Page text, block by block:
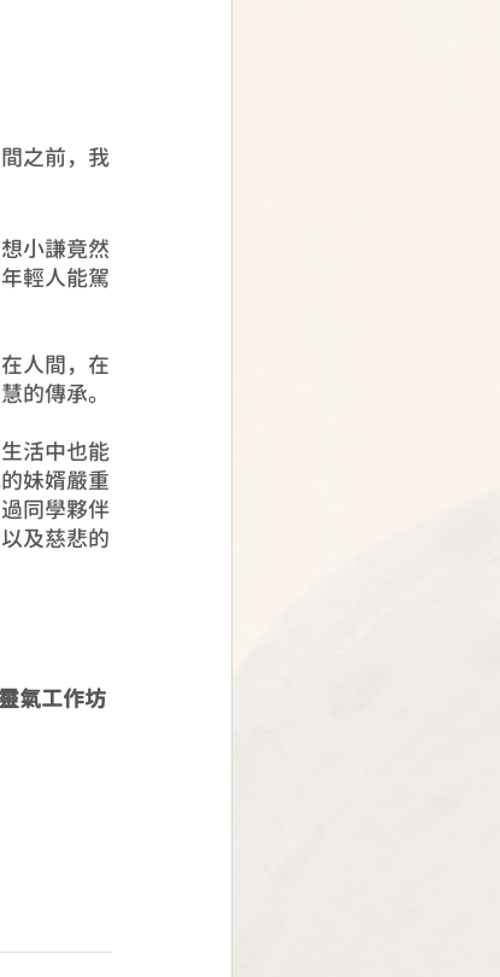
之前，我
小謙竟然
輕人能駕
人間，在
的傳承。
活中也能
妹婿嚴重
同學夥伴
及慈悲的
氣工作坊